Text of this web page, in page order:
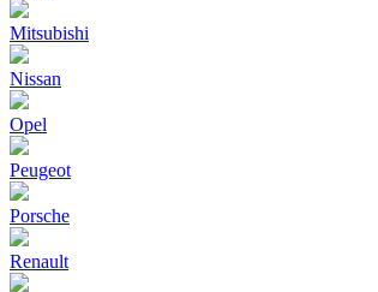
Mitsubishi
Nissan
Opel
Peugeot
Porsche
Renault